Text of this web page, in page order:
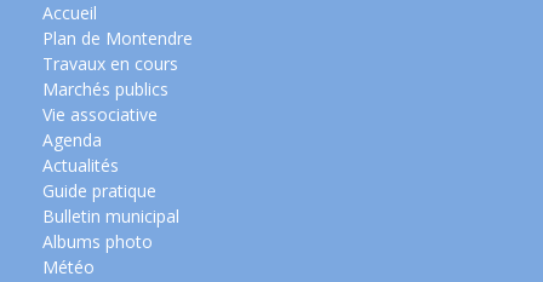
Accueil
Plan de Montendre
Travaux en cours
Marchés publics
Vie associative
Agenda
Actualités
Guide pratique
Bulletin municipal
Albums photo
Météo